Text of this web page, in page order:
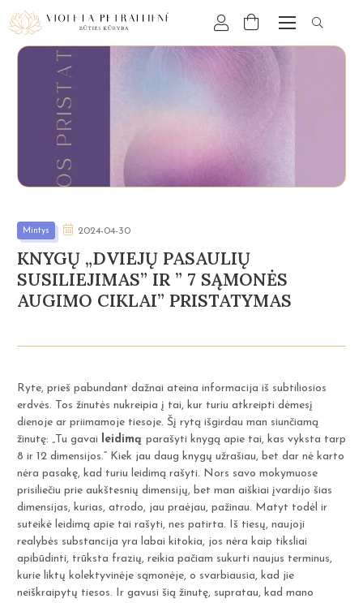
Mintys 2024-04-30
KNYGŲ „DVIEJŲ PASAULIŲ
SUSILIEJIMAS” IR ” 7 SĄMONĖS
AUGIMO CIKLAI” PRISTATYMAS
Ryte, prieš pabundant dažnai ateina informacija iš subtiliosios
erdvės. Tos žinutės nukreipia į tai, kur turiu atkreipti dėmesį
dienoje ar priimamoje tiesoje. Šį rytą išgirdau man siunčiamą
žinutę: „Tu gavai
leidimą parašyti knygą apie tai, kas vyksta tarp
8 ir 12 dimensijos.“ Kiek jau daug knygų užrašiau, bet dar nė karto
nėra pasakę, kad turiu leidimą rašyti. Nors savo mokymuose
prisiliečiu prie aukštesnių dimensijų, bet man aiškiai įvardijo šias
dimensijas, kurias, atrodo, jau praėjau, pažinau. Matyt todėl ir
suteikė leidimą apie tai rašyti, nes patirta. Iš tiesų, naujoji
realybės substancija yra labai kitokia, jos nėra kaip tiksliai
apibūdinti, trūksta frazių, reikia pačiam sukurti naujus terminus,
kurie liktų kolektyvinėje sąmonėje, o svarbiausia, kad jie
neiškraipytų tiesos. Ir gavusi šią žinutę, supratau, kad mano